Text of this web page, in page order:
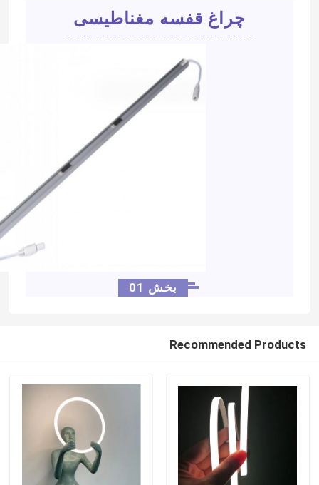
چراغ قفسه مغناطیسی
بخش 01
Recommended Products